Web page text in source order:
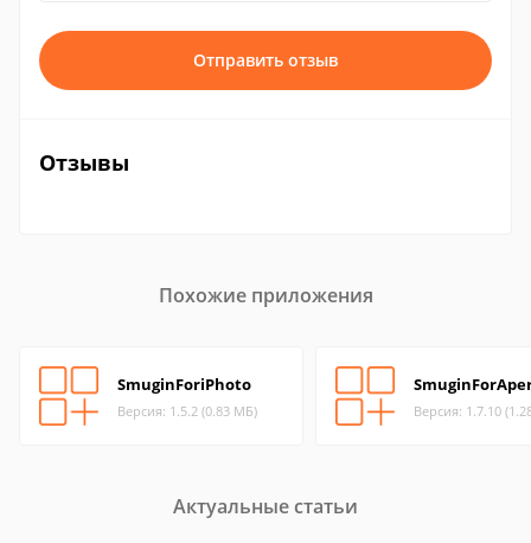
Отправить отзыв
Отзывы
Похожие приложения
SmuginForiPhoto
Версия: 1.5.2 (0.83 МБ) Версия: 1.7.10
Актуальные статьи